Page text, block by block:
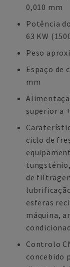
0,010 mm
Potência
63 KW
Peso
Espaço de
mm
superior a
ciclo de
de
esferas
máquina,
Controlo
concebido